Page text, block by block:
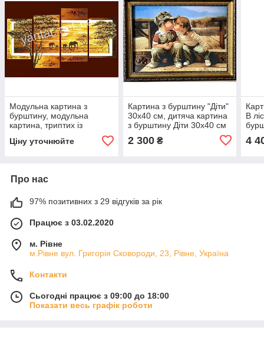
Модульна картина з
бурштину, модульна
картина, триптих із
Ціну уточнюйте
Картина з бурштину "Діти"
30x40 см, дитяча картина
з бурштину Діти 30x40 см
2 300₴
В
4
Про нас
97% позитивних з 29 відгуків за рік
Працює з 03.02.2020
м. Рівне
м.Рівне вул. Григорія Сковороди, 23, Рівне, Україна
Контакти
Сьогодні працює з 09:00 до 18:00
Показати весь графік роботи